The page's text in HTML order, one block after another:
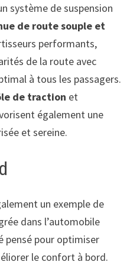
système de suspension
de route souple et
performants,
de la route avec
à tous les passagers.
de traction et
également une
et sereine.
un exemple de
dans l’automobile
pensé pour optimiser
le confort à bord.